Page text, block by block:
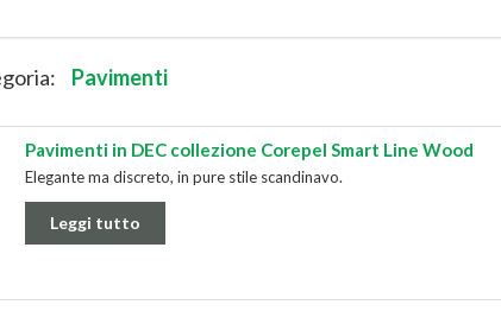
Pavimenti
Pavimenti in DEC collezione Corepel Smart Line Wood
Elegante ma discreto, in pure stile scandinavo.
Leggi tutto